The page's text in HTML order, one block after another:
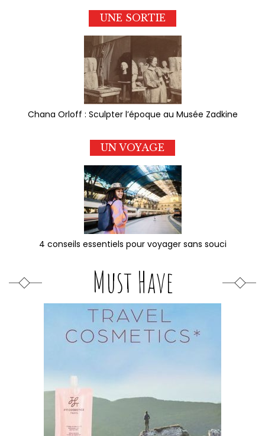
UNE SORTIE
Chana Orloff : Sculpter l’époque au Musée Zadkine
UN VOYAGE
4 conseils essentiels pour voyager sans souci
Must Have